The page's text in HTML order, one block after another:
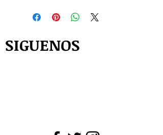
SIGUENOS